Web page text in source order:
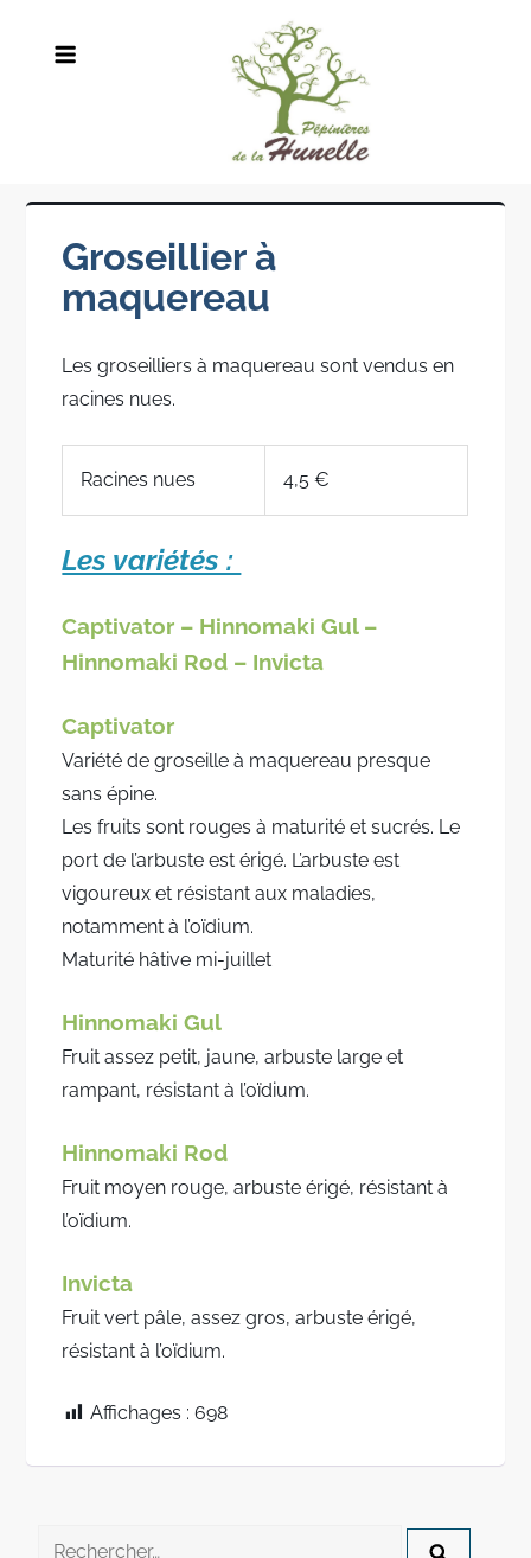
Groseillier à
maquereau
Les groseilliers à maquereau sont vendus en
racines nues.
Racines nues 4,5 €
Les variétés :
Captivator – Hinnomaki Gul –
Hinnomaki Rod – Invicta
Captivator
Variété de groseille à maquereau presque
sans épine.
Les fruits sont rouges à maturité et sucrés. Le
port de l’arbuste est érigé. L’arbuste est
vigoureux et résistant aux maladies,
notamment à l’oïdium.
Maturité hâtive mi-juillet
Hinnomaki Gul
Fruit assez petit, jaune, arbuste large et
rampant, résistant à l’oïdium.
Hinnomaki Rod
Fruit moyen rouge, arbuste érigé, résistant à
l’oïdium.
Invicta
Fruit vert pâle, assez gros, arbuste érigé,
résistant à l’oïdium.
Affichages : 698
Rechercher :